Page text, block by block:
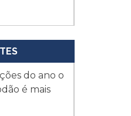
do ano o
é mais